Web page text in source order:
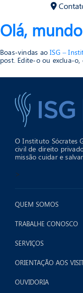
Olá,
Boas-vindas aoISG –
post. Edite-o ou exclua-o,
O Instituto Sócrates
civil de direito
missão cuidar e
>
QUEM SOMOS
TRABALHE CONOSCO
SERVIÇOS
ORIENTAÇÃO AOS
OUVIDORIA